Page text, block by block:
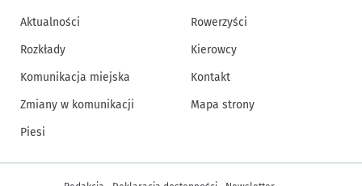
Aktualności
Rozkłady
Komunikacja miejska
Zmiany w komunikacji
Piesi
Rowerzyści
Kierowcy
Kontakt
Mapa strony
Inne informacje